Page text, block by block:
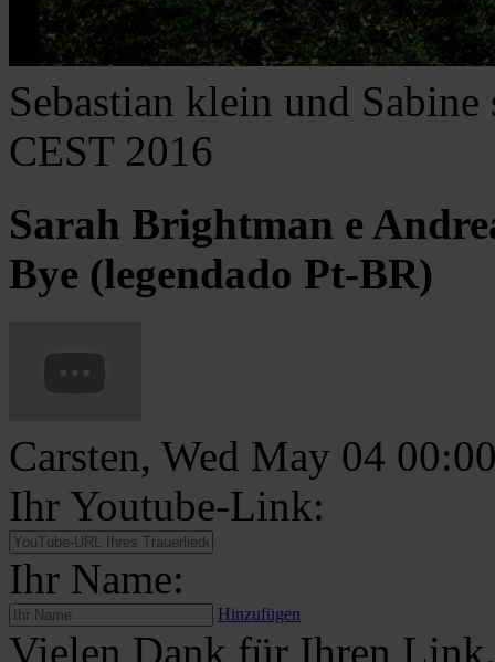
Sebastian klein und
CEST 2016
Sarah Brightman e
Bye (legendado Pt-BR)
Carsten, Wed May 04
Ihr Youtube-Link:
Ihr Name:
Hinzufügen
Vielen Dank für Ihren